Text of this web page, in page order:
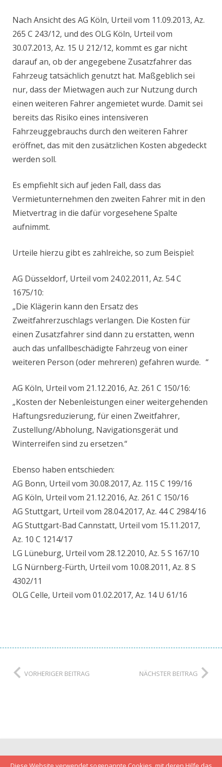
Nach Ansicht des AG Köln, Urteil vom 11.09.2013, Az.
265 C 243/12, und des OLG Köln, Urteil vom
30.07.2013, Az. 15 U 212/12, kommt es gar nicht
darauf an, ob der angegebene Zusatzfahrer das
Fahrzeug tatsächlich genutzt hat. Maßgeblich sei
nur, dass der Mietwagen auch zur Nutzung durch
einen weiteren Fahrer angemietet wurde. Damit sei
bereits das Risiko eines intensiveren
Fahrzeuggebrauchs durch den weiteren Fahrer
eröffnet, das mit den zusätzlichen Kosten abgedeckt
werden soll.
Es empfiehlt sich auf jeden Fall, dass das
Vermietunternehmen den zweiten Fahrer mit in den
Mietvertrag in die dafür vorgesehene Spalte
aufnimmt.
Urteile hierzu gibt es zahlreiche, so zum Beispiel:
AG Düsseldorf, Urteil vom 24.02.2011, Az. 54 C
1675/10:
„Die Klägerin kann den Ersatz des
Zweitfahrerzuschlags verlangen. Die Kosten für
einen Zusatzfahrer sind dann zu erstatten, wenn
auch das unfallbeschädigte Fahrzeug von einer
weiteren Person (oder mehreren) gefahren wurde. “
AG Köln, Urteil vom 21.12.2016, Az. 261 C 150/16:
„Kosten der Nebenleistungen einer weitergehenden
Haftungsreduzierung, für einen Zweitfahrer,
Zustellung/Abholung, Navigationsgerät und
Winterreifen sind zu ersetzen.“
Ebenso haben entschieden:
AG Bonn, Urteil vom 30.08.2017, Az. 115 C 199/16
AG Köln, Urteil vom 21.12.2016, Az. 261 C 150/16
AG Stuttgart, Urteil vom 28.04.2017, Az. 44 C 2984/16
AG Stuttgart-Bad Cannstatt, Urteil vom 15.11.2017,
Az. 10 C 1214/17
LG Lüneburg, Urteil vom 28.12.2010, Az. 5 S 167/10
LG Nürnberg-Fürth, Urteil vom 10.08.2011, Az. 8 S
4302/11
OLG Celle, Urteil vom 01.02.2017, Az. 14 U 61/16
VORHERIGER BEITRAG NÄCHSTER BEITRAG
Impressum